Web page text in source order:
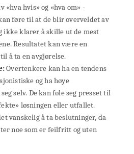
«hva hvis» og «hva om» -
føre til at de blir overveldet av
ikke klarer å skille ut de mest
Resultatet kan være en
å ta en avgjørelse.
Overtenkere kan ha en tendens
og ha høye
selv. De kan føle seg presset til
løsningen eller utfallet.
vanskelig å ta beslutninger, da
noe som er feilfritt og uten